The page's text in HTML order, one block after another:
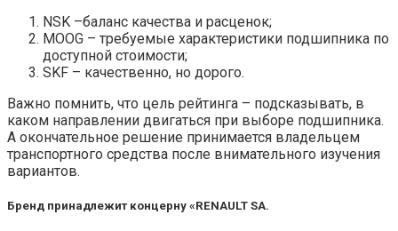
NSK –баланс качества и расценок;
MOOG – требуемые характеристики подшипника по
доступной стоимости;
SKF – качественно, но дорого.
Важно помнить, что цель рейтинга – подсказывать, в
каком направлении двигаться при выборе подшипника.
А окончательное решение принимается владельцем
транспортного средства после внимательного изучения
вариантов.
Бренд принадлежит концерну «RENAULT SA.